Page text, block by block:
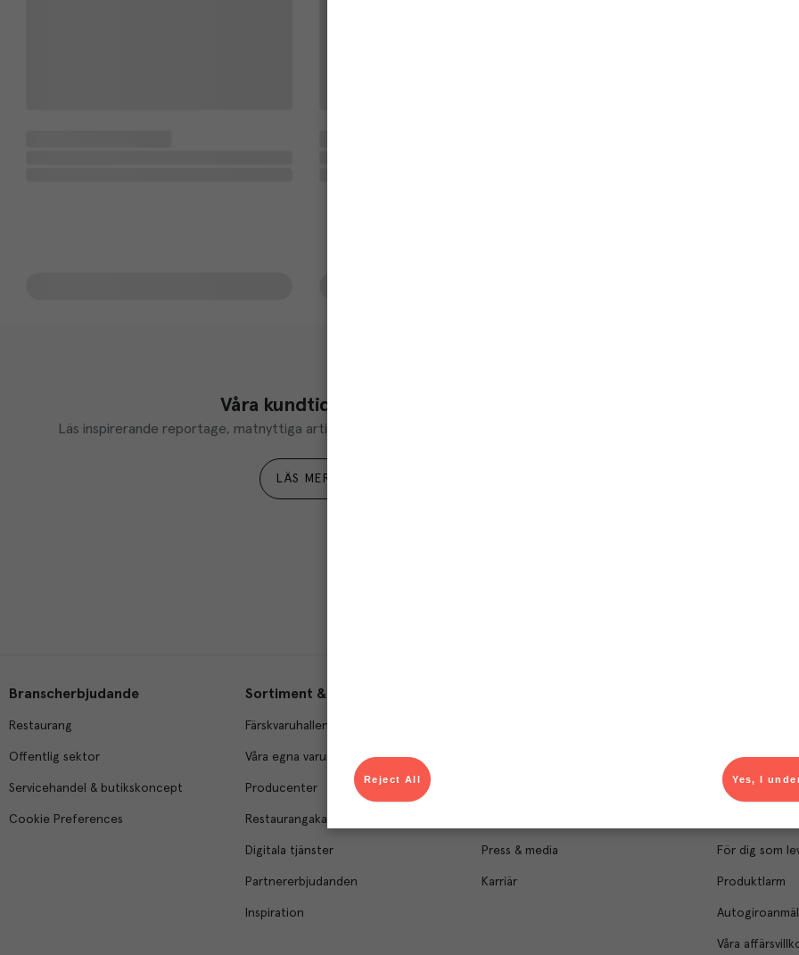
Våra kundtidningar
Läs inspirerande reportage, matnyttiga artiklar och ta del av aktuella kampanjer.
LÄS MER
Du som är Menigo-
Branscherbjudande
Restaurang
Offentlig sektor
Servicehandel & butikskoncept
Cookie Preferences
Sortiment & tjänster
Färskvaruhallen
Våra egna varumärken
Producenter
Restaurangakademien
Digitala tjänster
Partnererbjudanden
Inspiration
Press & media
Karriär
Kundservice
Säljavdelning
För dig som
Produktlarm
Våra
Yes, I
Reject All